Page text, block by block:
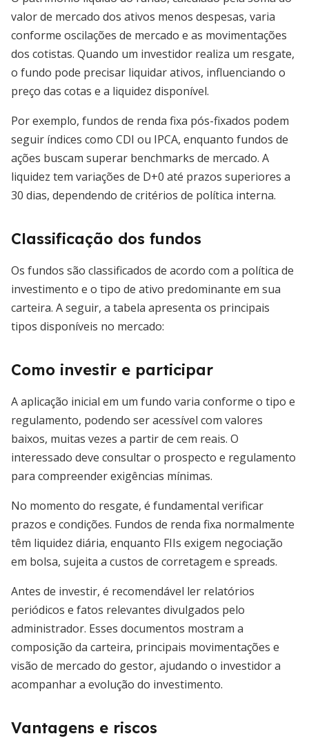
valor de mercado dos ativos menos despesas, varia
conforme oscilações de mercado e as movimentações
dos cotistas. Quando um investidor realiza um resgate,
o fundo pode precisar liquidar ativos, influenciando o
preço das cotas e a liquidez disponível.
Por exemplo, fundos de renda fixa pós-fixados podem
seguir índices como CDI ou IPCA, enquanto fundos de
ações buscam superar benchmarks de mercado. A
liquidez tem variações de D+0 até prazos superiores a
30 dias, dependendo de critérios de política interna.
Classificação dos fundos
Os fundos são classificados de acordo com a política de
investimento e o tipo de ativo predominante em sua
carteira. A seguir, a tabela apresenta os principais
tipos disponíveis no mercado:
Como investir e participar
A aplicação inicial em um fundo varia conforme o tipo e
regulamento, podendo ser acessível com valores
baixos, muitas vezes a partir de cem reais. O
interessado deve consultar o prospecto e regulamento
para compreender exigências mínimas.
No momento do resgate, é fundamental verificar
prazos e condições. Fundos de renda fixa normalmente
têm liquidez diária, enquanto FIIs exigem negociação
em bolsa, sujeita a custos de corretagem e spreads.
Antes de investir, é recomendável ler relatórios
periódicos e fatos relevantes divulgados pelo
administrador. Esses documentos mostram a
composição da carteira, principais movimentações e
visão de mercado do gestor, ajudando o investidor a
acompanhar a evolução do investimento.
Vantagens e riscos